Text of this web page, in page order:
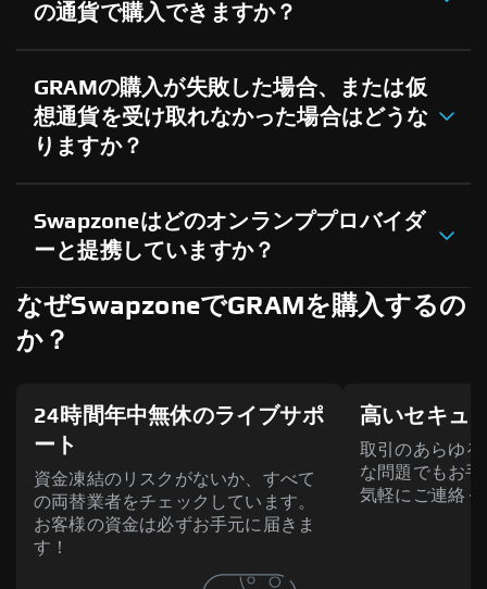
の通貨で購入できますか？
GRAMの購入が失敗した場合、または仮
想通貨を受け取れなかった場合はどうな
りますか？
Swapzoneはどのオンランププロバイダ
ーと提携していますか？
なぜSwapzoneでGRAMを購入するの
か？
24時間年中無休のライブサポ
ート
資金凍結のリスクがないか、すべて
の両替業者をチェックしています。
お客様の資金は必ずお手元に届きま
す！
高いセキュ
取引のあらゆ
な問題でもお
気軽にご連絡